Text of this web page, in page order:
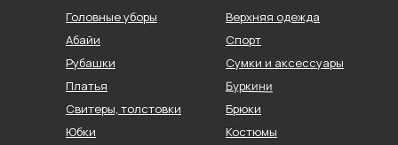
Головные уборы
Абайи
Рубашки
Спорт
Верхняя одежда
Сумки и аксессуары
Юбки
Брюки
Платья
Свитеры, толстовки
Буркини
Костюмы